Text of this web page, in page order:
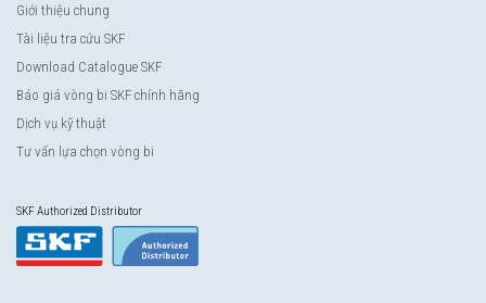
Giới thiệu chung
Tài liệu tra cứu SKF
Download Catalogue SKF
Báo giá vòng bi SKF chính hãng
Dịch vụ kỹ thuật
Tư vấn lựa chọn vòng bi
SKF Authorized Distributor